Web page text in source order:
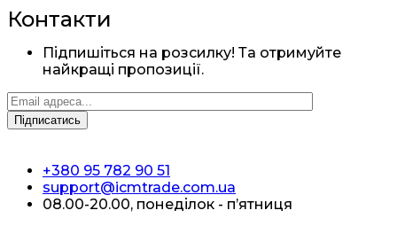
Контакти
Підпишіться на розсилку! Та отримуйте
найкращі пропозиції.
+380 95 782 90 51
support@icmtrade.com.ua
08.00-20.00, понеділок - п’ятниця